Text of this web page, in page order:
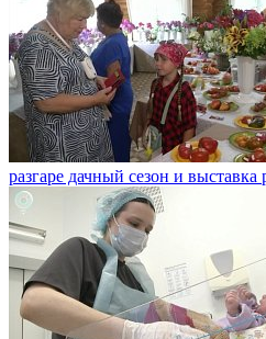
разгаре дачный сезон и выставка